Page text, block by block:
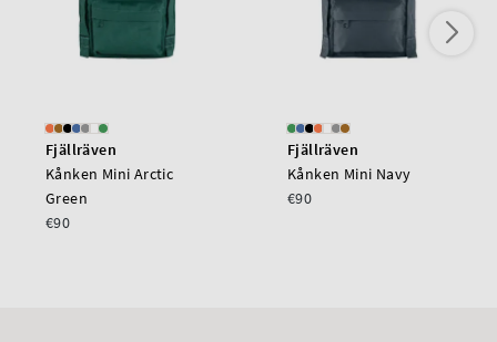
Fjällräven
Kånken Mini Arctic
Green
€90
Fjällräven
Kånken Mini Navy
€90